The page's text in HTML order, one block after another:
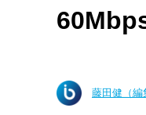
藤田健（編